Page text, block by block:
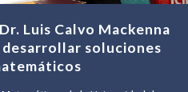
Luis Calvo Mackenna
desarrollar soluciones